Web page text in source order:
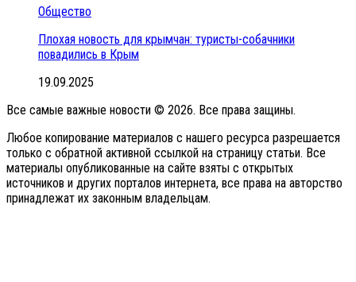
Общество
Плохая новость для крымчан: туристы-собачники
повадились в Крым
19.09.2025
Все самые важные новости © 2026. Все права защины.
Любое копирование материалов с нашего ресурса разрешается
только с обратной активной ссылкой на страницу статьи. Все
материалы опубликованные на сайте взяты с открытых
источников и других порталов интернета, все права на авторство
принадлежат их законным владельцам.